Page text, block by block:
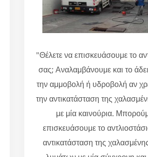
"Θέλετε να επισκευάσουμε το
σας; Αναλαμβάνουμε και το
την αμμοβολή ή υδροβολή αν
την αντικατάσταση της
με μία καινούρια.
επισκευάσουμε το
αντικατάσταση της